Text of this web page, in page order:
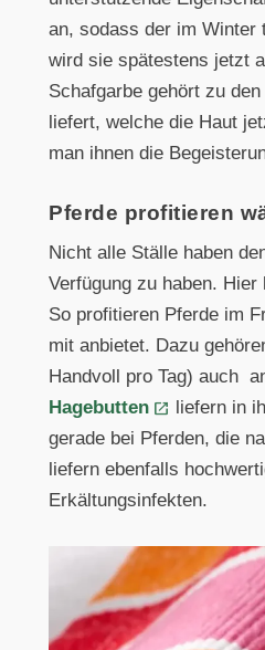
an, sodass der im Winter
wird sie spätestens jetzt
Schafgarbe gehört zu
liefert, welche die Haut
man ihnen die
Pferde profitieren
Nicht alle Ställe haben
Verfügung zu haben.
So profitieren Pferde im
mit anbietet. Dazu
Handvoll pro Tag) auch
Hagebutten
liefern in
gerade bei Pferden, die
liefern ebenfalls
Erkältungsinfekten.